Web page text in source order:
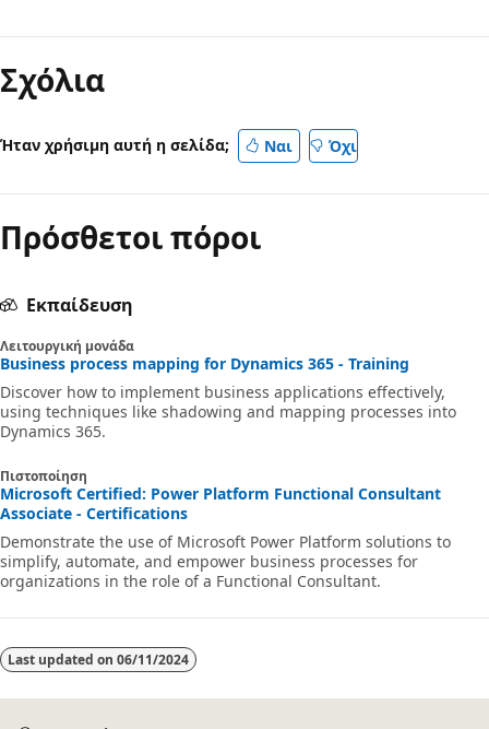
ανάγνωσης
Σχόλια
Ήταν χρήσιμη αυτή η σελίδα; Ναι Όχι
Πρόσθετοι πόροι
Εκπαίδευση
Λειτουργική μονάδα
Business process mapping for Dynamics 365 - Training
Discover how to implement business applications effectively,
using techniques like shadowing and mapping processes into
Dynamics 365.
Πιστοποίηση
Microsoft Certified: Power Platform Functional Consultant
Associate - Certifications
Demonstrate the use of Microsoft Power Platform solutions to
simplify, automate, and empower business processes for
organizations in the role of a Functional Consultant.
Last updated on 06/11/2024